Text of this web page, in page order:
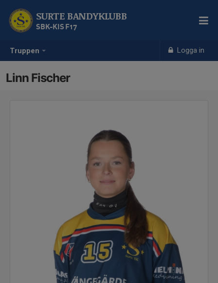
Truppen Logga in
SURTE BANDYKLUBB
SBK-KIS F17
Linn Fischer